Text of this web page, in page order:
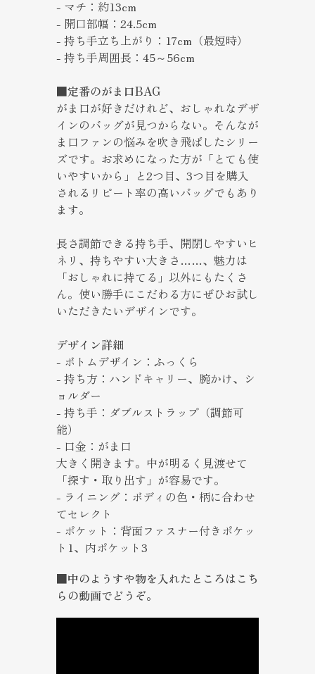
- マチ：約13cm
- 開口部幅：24.5cm
- 持ち手立ち上がり：17cm（最短時）
- 持ち手周囲長：45～56cm
■定番のがま口BAG
がま口が好きだけれど、おしゃれなデザ
インのバッグが見つからない。そんなが
ま口ファンの悩みを吹き飛ばしたシリー
ズです。お求めになった方が「とても使
いやすいから」と2つ目、3つ目を購入
されるリピート率の高いバッグでもあり
ます。
長さ調節できる持ち手、開閉しやすいヒ
ネリ、持ちやすい大きさ……、魅力は
「おしゃれに持てる」以外にもたくさ
ん。使い勝手にこだわる方にぜひお試し
いただきたいデザインです。
デザイン詳細
- ボトムデザイン：ふっくら
- 持ち方：ハンドキャリー、腕かけ、シ
ョルダー
- 持ち手：ダブルストラップ（調節可
能）
- 口金：がま口
大きく開きます。中が明るく見渡せて
「探す・取り出す」が容易です。
- ライニング：ボディの色・柄に合わせ
てセレクト
- ポケット：背面ファスナー付きポケッ
ト1、内ポケット3
■中のようすや物を入れたところはこち
らの動画でどうぞ。